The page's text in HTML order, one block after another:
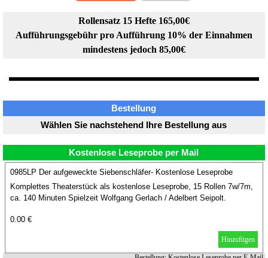
Rollensatz 15 Hefte 165,00€
Aufführungsgebühr pro Aufführung 10% der Einnahmen
mindestens jedoch 85,00€
Bestellung
Wählen Sie nachstehend Ihre Bestellung aus
Kostenlose Leseprobe per Mail
0985LP Der aufgeweckte Siebenschläfer- Kostenlose Leseprobe
Komplettes Theaterstück als kostenlose Leseprobe, 15 Rollen 7w/7m,
ca. 140 Minuten Spielzeit Wolfgang Gerlach / Adelbert Seipolt.
0.00 €
Hinzufügen